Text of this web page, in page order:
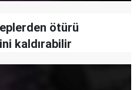
ötürü
kaldırabilir